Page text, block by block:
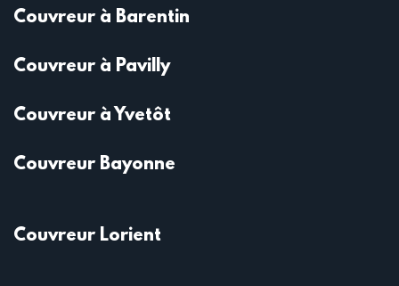
Couvreur à Barentin
Couvreur à Pavilly
Couvreur à Yvetôt
Couvreur Bayonne
Couvreur Lorient